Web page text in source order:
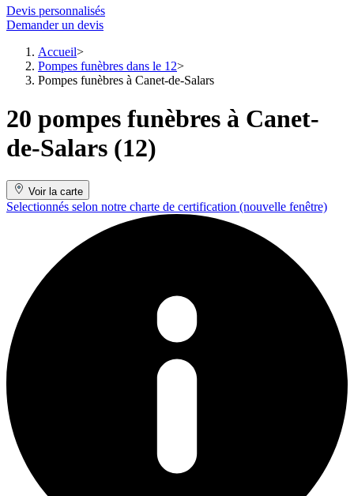
Devis personnalisés
Demander un devis
Accueil
Pompes funèbres dans le 12
Pompes funèbres à Canet-de-Salars
20 pompes funèbres à Canet-
de-Salars (12)
Voir la carte
Selectionnés selon notre charte de certification (nouvelle fenêtre)